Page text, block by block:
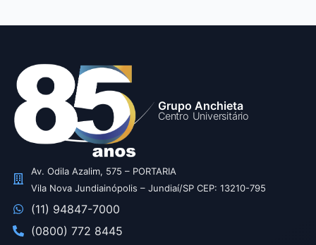
Grupo Anchieta
Centro Universitário
Av. Odila Azalim, 575 – PORTARIA
Vila Nova Jundiainópolis – Jundiaí/SP CEP: 13210-795
(11) 94847-7000
(0800) 772 8445